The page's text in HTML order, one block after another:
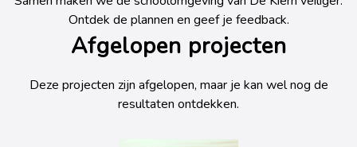
Ontdek de plannen en geef je feedback.
Afgelopen projecten
Deze projecten zijn afgelopen, maar je kan wel nog de
resultaten ontdekken.